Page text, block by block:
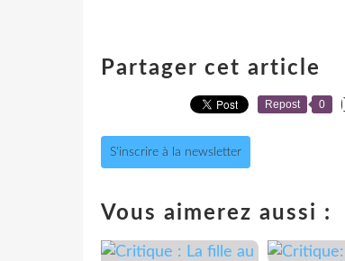
Partager cet article
Repost 0
S'inscrire à la newsletter
Vous aimerez aussi :